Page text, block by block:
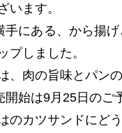
います。
にある、から揚
プしました。
、肉の旨味とパン
始は9月25日のご
のカツサンドにど